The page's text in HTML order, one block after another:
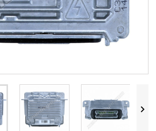
